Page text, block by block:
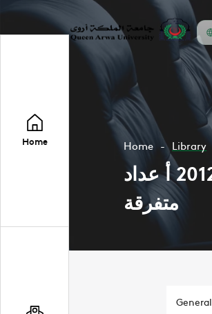
Home Home Library
مجلة فلسطين المسلمة تعني بشؤون السياسية س18 ؛ع8 ل2000 -س30 ؛ع5 ل2012 أ عداد
متفرقة